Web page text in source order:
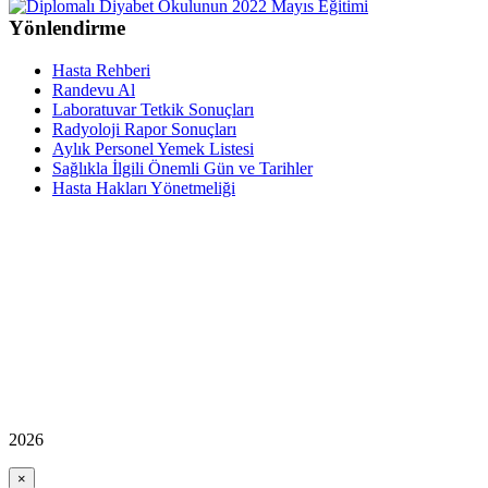
Yönlendirme
Hasta Rehberi
Randevu Al
Laboratuvar Tetkik Sonuçları
Radyoloji Rapor Sonuçları
Aylık Personel Yemek Listesi
Sağlıkla İlgili Önemli Gün ve Tarihler
Hasta Hakları Yönetmeliği
2026
×